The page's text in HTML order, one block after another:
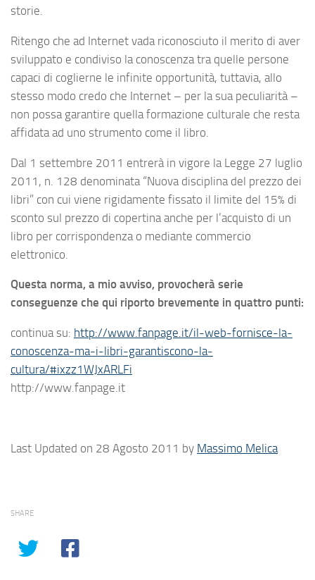
storie.
Ritengo che ad Internet vada riconosciuto il merito di aver
sviluppato e condiviso la conoscenza tra quelle persone
capaci di coglierne le infinite opportunità, tuttavia, allo
stesso modo credo che Internet – per la sua peculiarità –
non possa garantire quella formazione culturale che resta
affidata ad uno strumento come il libro.
Dal 1 settembre 2011 entrerà in vigore la Legge 27 luglio
2011, n. 128 denominata “Nuova disciplina del prezzo dei
libri” con cui viene rigidamente fissato il limite del 15% di
sconto sul prezzo di copertina anche per l’acquisto di un
libro per corrispondenza o mediante commercio
elettronico.
Questa norma, a mio avviso, provocherà serie
conseguenze che qui riporto brevemente in quattro punti:
continua su: http://www.fanpage.it/il-web-fornisce-la-
conoscenza-ma-i-libri-garantiscono-la-
cultura/#ixzz1WJxARLFi
http://www.fanpage.it
Last Updated on 28 Agosto 2011 by Massimo Melica
SHARE